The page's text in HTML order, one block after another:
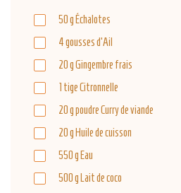
50g Échalotes
4goussesd'Ail
20gGingembre frais
1 tigeCitronnelle
20gpoudre Curry de viande
20g Huile de cuisson
550g Eau
500g Lait de coco